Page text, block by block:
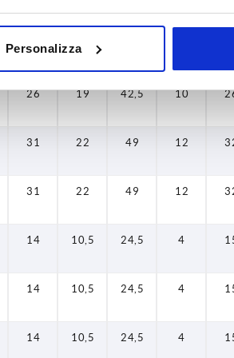
Personalizza
26 19
26 19 42,5 10
31 22 49 12
31 22 49 12
14 10,5 24,5 4
14 10,5 24,5 4
14 10,5 24,5 4